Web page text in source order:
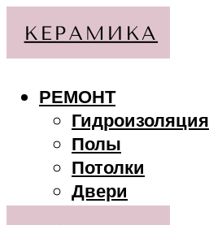
РЕМОНТ
Гидроизоляция
Полы
Потолки
Двери